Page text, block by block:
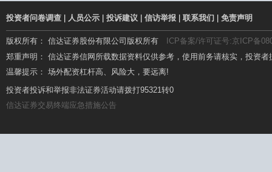
投资者问卷调查 人员公示 投诉建议 信访举报 联系我们 免责声明
版权所有： 信达证券股份有限公司版权所有
ICP备案/许可证号:京ICP备
郑重声明： 信达证券信网所载数据资料仅供参考，使用前务请核实，投资
温馨提示： 场外配资杠杆高、风险大，要远离!
温馨提示： 坚持理性投资，远离场外配资
投资者投诉和举报非法证券活动请拨打95321转0
信达证券交易终端应急措施公告